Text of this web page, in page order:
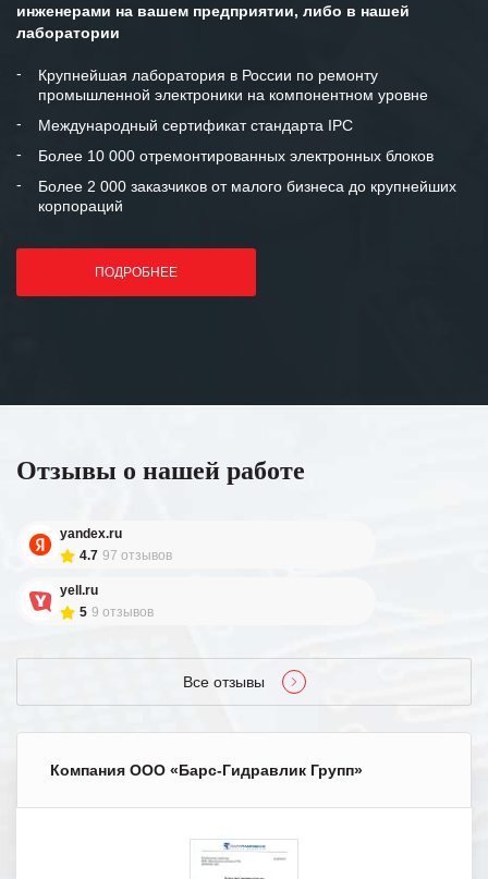
инженерами на вашем предприятии, либо в нашей
лаборатории
Крупнейшая лаборатория в России по ремонту
промышленной электроники на компонентном уровне
Международный сертификат стандарта IPC
Более 10 000 отремонтированных электронных блоков
Более 2 000 заказчиков от малого бизнеса до крупнейших
корпораций
ПОДРОБНЕЕ
Отзывы о нашей работе
yandex.ru
4.7 97 отзывов
yell.ru
5 9 отзывов
Все отзывы
Компания ООО «Барс-Гидравлик Групп»